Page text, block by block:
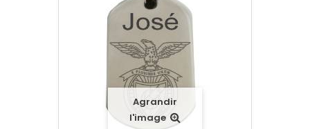
Agrandir
l'image